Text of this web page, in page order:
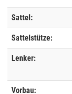
Sattel:
Sattelstütze:
Lenker:
Vorbau: